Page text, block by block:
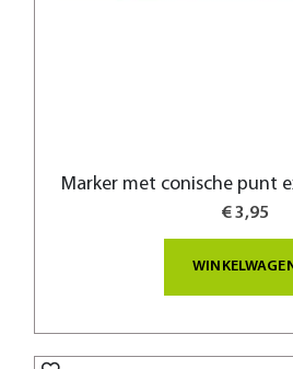
Marker met conische punt
€ 3,95